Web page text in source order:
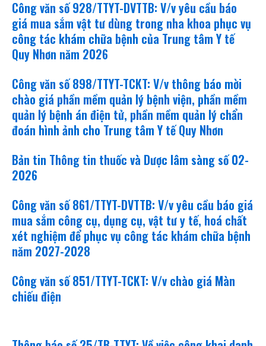
Công văn số 928/TTYT-DVTTB: V/v yêu cầu báo
giá mua sắm vật tư dùng trong nha khoa phục vụ
công tác khám chữa bệnh của Trung tâm Y tế
Quy Nhơn năm 2026
Công văn số 898/TTYT-TCKT: V/v thông báo mời
chào giá phần mềm quản lý bệnh viện, phần mềm
quản lý bệnh án điện tử, phần mềm quản lý chẩn
đoán hình ảnh cho Trung tâm Y tế Quy Nhơn
Bản tin Thông tin thuốc và Dược lâm sàng số 02-
2026
Công văn số 861/TTYT-DVTTB: V/v yêu cầu báo giá
mua sắm công cụ, dụng cụ, vật tư y tế, hoá chất
xét nghiệm để phục vụ công tác khám chữa bệnh
năm 2027-2028
Công văn số 851/TTYT-TCKT: V/v chào giá Màn
chiếu điện